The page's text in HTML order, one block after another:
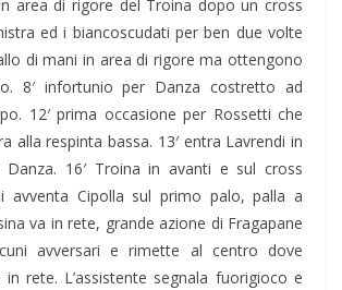
area di rigore del Troina dopo un cross
ed i biancoscudati per ben due volte
di mani in area di rigore ma ottengono
8′ infortunio per Danza costretto ad
12′ prima occasione per Rossetti che
alla respinta bassa. 13′ entra Lavrendi in
Danza. 16′ Troina in avanti e sul cross
avventa Cipolla sul primo palo, palla a
va in rete, grande azione di Fragapane
avversari e rimette al centro dove
rete. L’assistente segnala fuorigioco e